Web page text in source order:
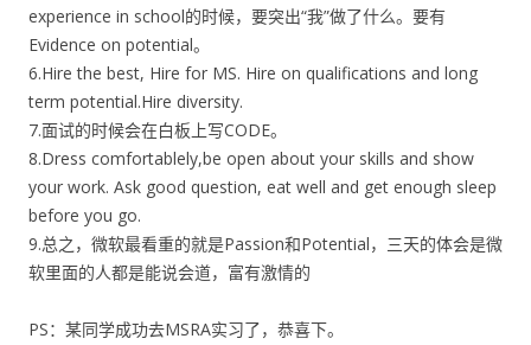
experience in school的时候，要突出“我”做了什么。要有
Evidence on potential。
6.Hire the best, Hire for MS. Hire on qualifications and long
term potential.Hire diversity.
7.面试的时候会在白板上写CODE。
8.Dress comfortablely,be open about your skills and show
your work. Ask good question, eat well and get enough sleep
before you go.
9.总之，微软最看重的就是Passion和Potential，三天的体会是微
软里面的人都是能说会道，富有激情的
PS：某同学成功去MSRA实习了，恭喜下。